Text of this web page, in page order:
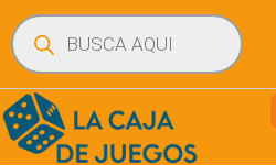
Búsqueda
de
productos